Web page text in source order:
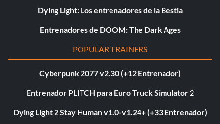
Dying Light: Los entrenadores de la Bestia
Entrenadores de DOOM: The Dark Ages
POPULAR TRAINERS
Cyberpunk 2077 v2.30 (+12 Entrenador)
Entrenador PLITCH para Euro Truck Simulator 2
Dying Light 2 Stay Human v1.0-v1.24+ (+33 Entrenador)